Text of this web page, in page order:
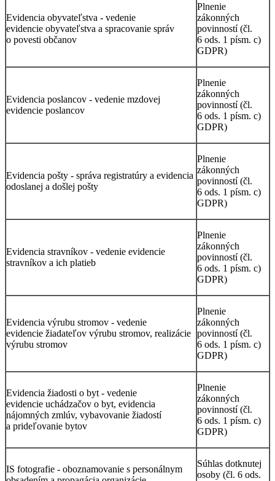
Evidencia obyvateľstva - vedenie
evidencie obyvateľstva a spracovanie správ
o povesti občanov
Plnenie
zákonných
povinností (čl.
6 ods. 1 písm. c)
GDPR)
Evidencia poslancov - vedenie mzdovej
evidencie poslancov
Plnenie
zákonných
povinností (čl.
6 ods. 1 písm. c)
GDPR)
Evidencia pošty - správa registratúry a evidencia
odoslanej a došlej pošty
Plnenie
zákonných
povinností (čl.
6 ods. 1 písm. c)
GDPR)
Evidencia stravníkov - vedenie evidencie
stravníkov a ich platieb
Plnenie
zákonných
povinností (čl.
6 ods. 1 písm. c)
GDPR)
Evidencia výrubu stromov - vedenie
evidencie žiadateľov výrubu stromov, realizácie
výrubu stromov
Plnenie
zákonných
povinností (čl.
6 ods. 1 písm. c)
GDPR)
Evidencia žiadosti o byt - vedenie
evidencie uchádzačov o byt, evidencia
nájomných zmlúv, vybavovanie žiadostí
a prideľovanie bytov
Plnenie
zákonných
povinností (čl.
6 ods. 1 písm. c)
GDPR)
IS fotografie - oboznamovanie s personálnym
Súhlas dotknutej
osoby (čl. 6 ods.